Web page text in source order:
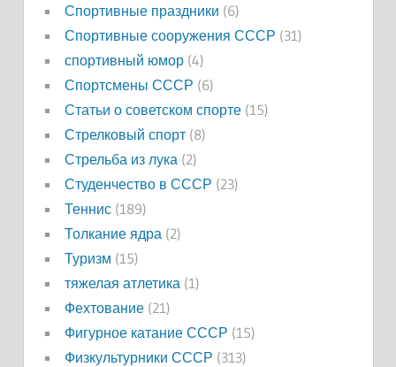
Спортивные праздники (6)
Спортивные сооружения СССР (31)
спортивный юмор(4)
Спортсмены СССР (6)
Статьи о советском спорте(15)
Стрелковый спорт(8)
Стрельба из лука (2)
Студенчество в СССР (23)
Теннис(189)
Толкание ядра (2)
Туризм (15)
тяжелая атлетика (1)
Фехтование(21)
Фигурное катание СССР (15)
Физкультурники СССР (313)